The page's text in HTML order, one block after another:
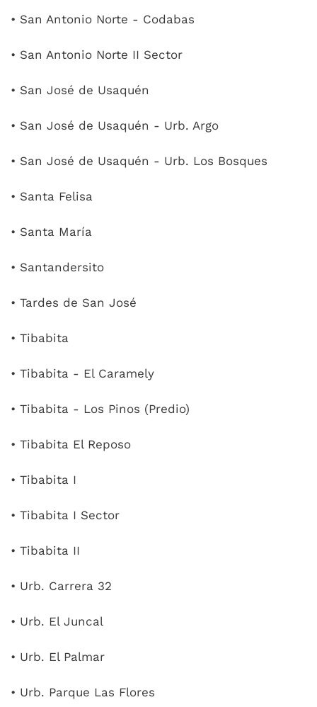
• San Antonio Norte - Codabas
• San Antonio Norte II Sector
• San José de Usaquén
• San José de Usaquén - Urb. Argo
• San José de Usaquén - Urb. Los Bosques
• Santa Felisa
• Santa María
• Santandersito
• Tardes de San José
• Tibabita
• Tibabita - El Caramely
• Tibabita - Los Pinos (Predio)
• Tibabita El Reposo
• Tibabita I
• Tibabita I Sector
• Tibabita II
• Urb. Carrera 32
• Urb. El Juncal
• Urb. El Palmar
• Urb. Parque Las Flores